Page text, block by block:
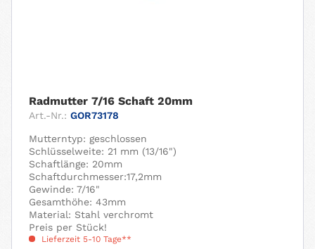
Radmutter 7/16 Schaft 20mm
Art.-Nr.: GOR73178
Mutterntyp: geschlossen
Schlüsselweite: 21 mm (13/16")
Schaftlänge: 20mm
Schaftdurchmesser:17,2mm
Gewinde: 7/16"
Gesamthöhe: 43mm
Material: Stahl verchromt
Preis per Stück!
Lieferzeit 5-10 Tage**